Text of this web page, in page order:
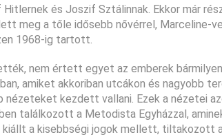
és Joszif Sztálinnak. Ekkor már
meg a tőle idősebb nővérrel, Marceline-
1968-ig tartott.
nem értett egyet az emberek
amiket akkoriban utcákon és nagyobb
kezdett vallani. Ezek a nézetei
találkozott a Metodista Egyházzal,
a kisebbségi jogok mellett, tiltakozott